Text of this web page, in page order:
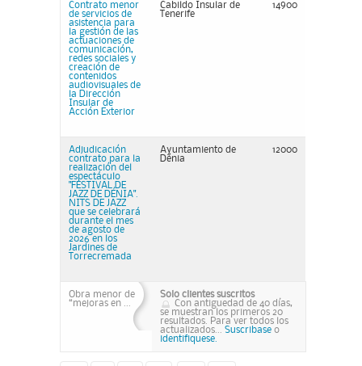
Contrato menor
de servicios de
asistencia para
la gestión de las
actuaciones de
comunicación,
redes sociales y
creación de
contenidos
audiovisuales de
la Dirección
Insular de
Acción Exterior
Cabildo Insular de
Tenerife
14900
Adjudicación
contrato para la
realización del
espectáculo
"FESTIVAL DE
JAZZ DE DÉNIA".
NITS DE JAZZ
que se celebrará
durante el mes
de agosto de
2026 en los
Jardines de
Torrecremada
Ayuntamiento de
Dénia
12000
Obra menor de
“mejoras en ...
Solo clientes suscritos
Con antiguedad de 40 días,
se muestran los primeros 20
resultados. Para ver todos los
actualizados... Suscribase o
identifiquese.